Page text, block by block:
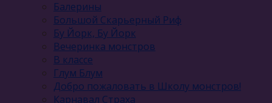
Балерины
Большой Скарьерный Риф
Бу Йорк, Бу Йорк
Вечеринка монстров
В классе
Глум Блум
Добро пожаловать в Школу монстров!
Карнавал Cтраха